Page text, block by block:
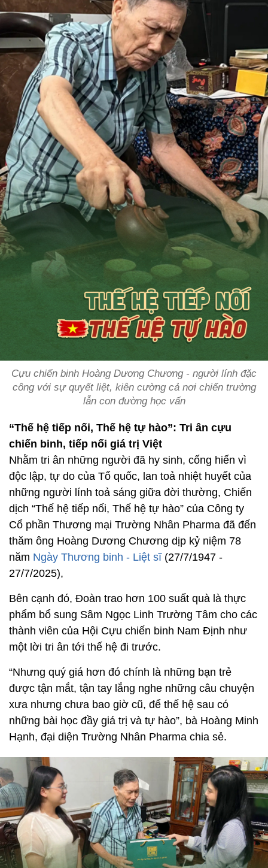
Cựu chiến binh Hoàng Dương Chương - người lính đặc
công với sự quyết liệt, kiên cường cả nơi chiến trường
lẫn con đường học vấn
“Thế hệ tiếp nối, Thế hệ tự hào”: Tri ân cựu
chiến binh, tiếp nối giá trị Việt
Nhằm tri ân những người đã hy sinh, cống hiến vì
độc lập, tự do của Tổ quốc, lan toả nhiệt huyết của
những người lính toả sáng giữa đời thường, Chiến
dịch “Thế hệ tiếp nối, Thế hệ tự hào” của Công ty
Cổ phần Thương mại Trường Nhân Pharma đã đến
thăm ông Hoàng Dương Chương dịp kỷ niệm 78
năm Ngày Thương binh - Liệt sĩ(27/7/1947 -
27/7/2025),
Bên cạnh đó, Đoàn trao hơn 100 suất quà là thực
phẩm bổ sung Sâm Ngọc Linh Trường Tâm cho các
thành viên của Hội Cựu chiến binh Nam Định như
một lời tri ân tới thế hệ đi trước.
“Nhưng quý giá hơn đó chính là những bạn trẻ
được tận mắt, tận tay lắng nghe những câu chuyện
xưa nhưng chưa bao giờ cũ, để thế hệ sau có
những bài học đầy giá trị và tự hào”, bà Hoàng Minh
Hạnh, đại diện Trường Nhân Pharma chia sẻ.